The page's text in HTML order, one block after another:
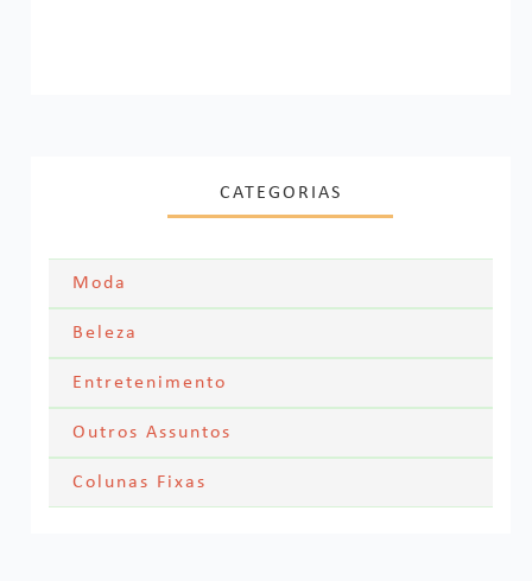
CATEGORIAS
Moda
Moda Festa
Acessórios
Looks dos famosos
Meus Looks
Beleza
Skincare
Cabelos
Maquiagem
Entretenimento
Filmes
Series
Outros Assuntos
Textos Pessoais
Colunas Fixas